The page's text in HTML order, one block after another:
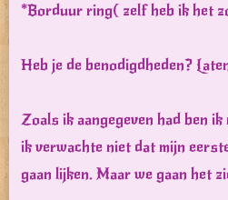
*Borduur ring( zelf heb ik het
Heb je de benodigdheden?
Zoals ik aangegeven had ben
ik verwachte niet dat mijn
gaan lijken. Maar we gaan het